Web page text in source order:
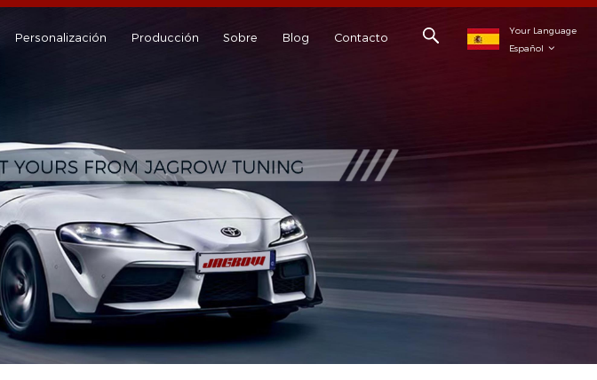
Your Language
Español
Personalización Producción Sobre Blog Contacto